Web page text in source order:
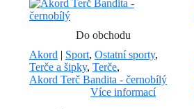
Do obchodu
Akord | Sport, Ostatní sporty,
Terče a šipky, Terče,
Akord Terč Bandita - černobílý
Více informací